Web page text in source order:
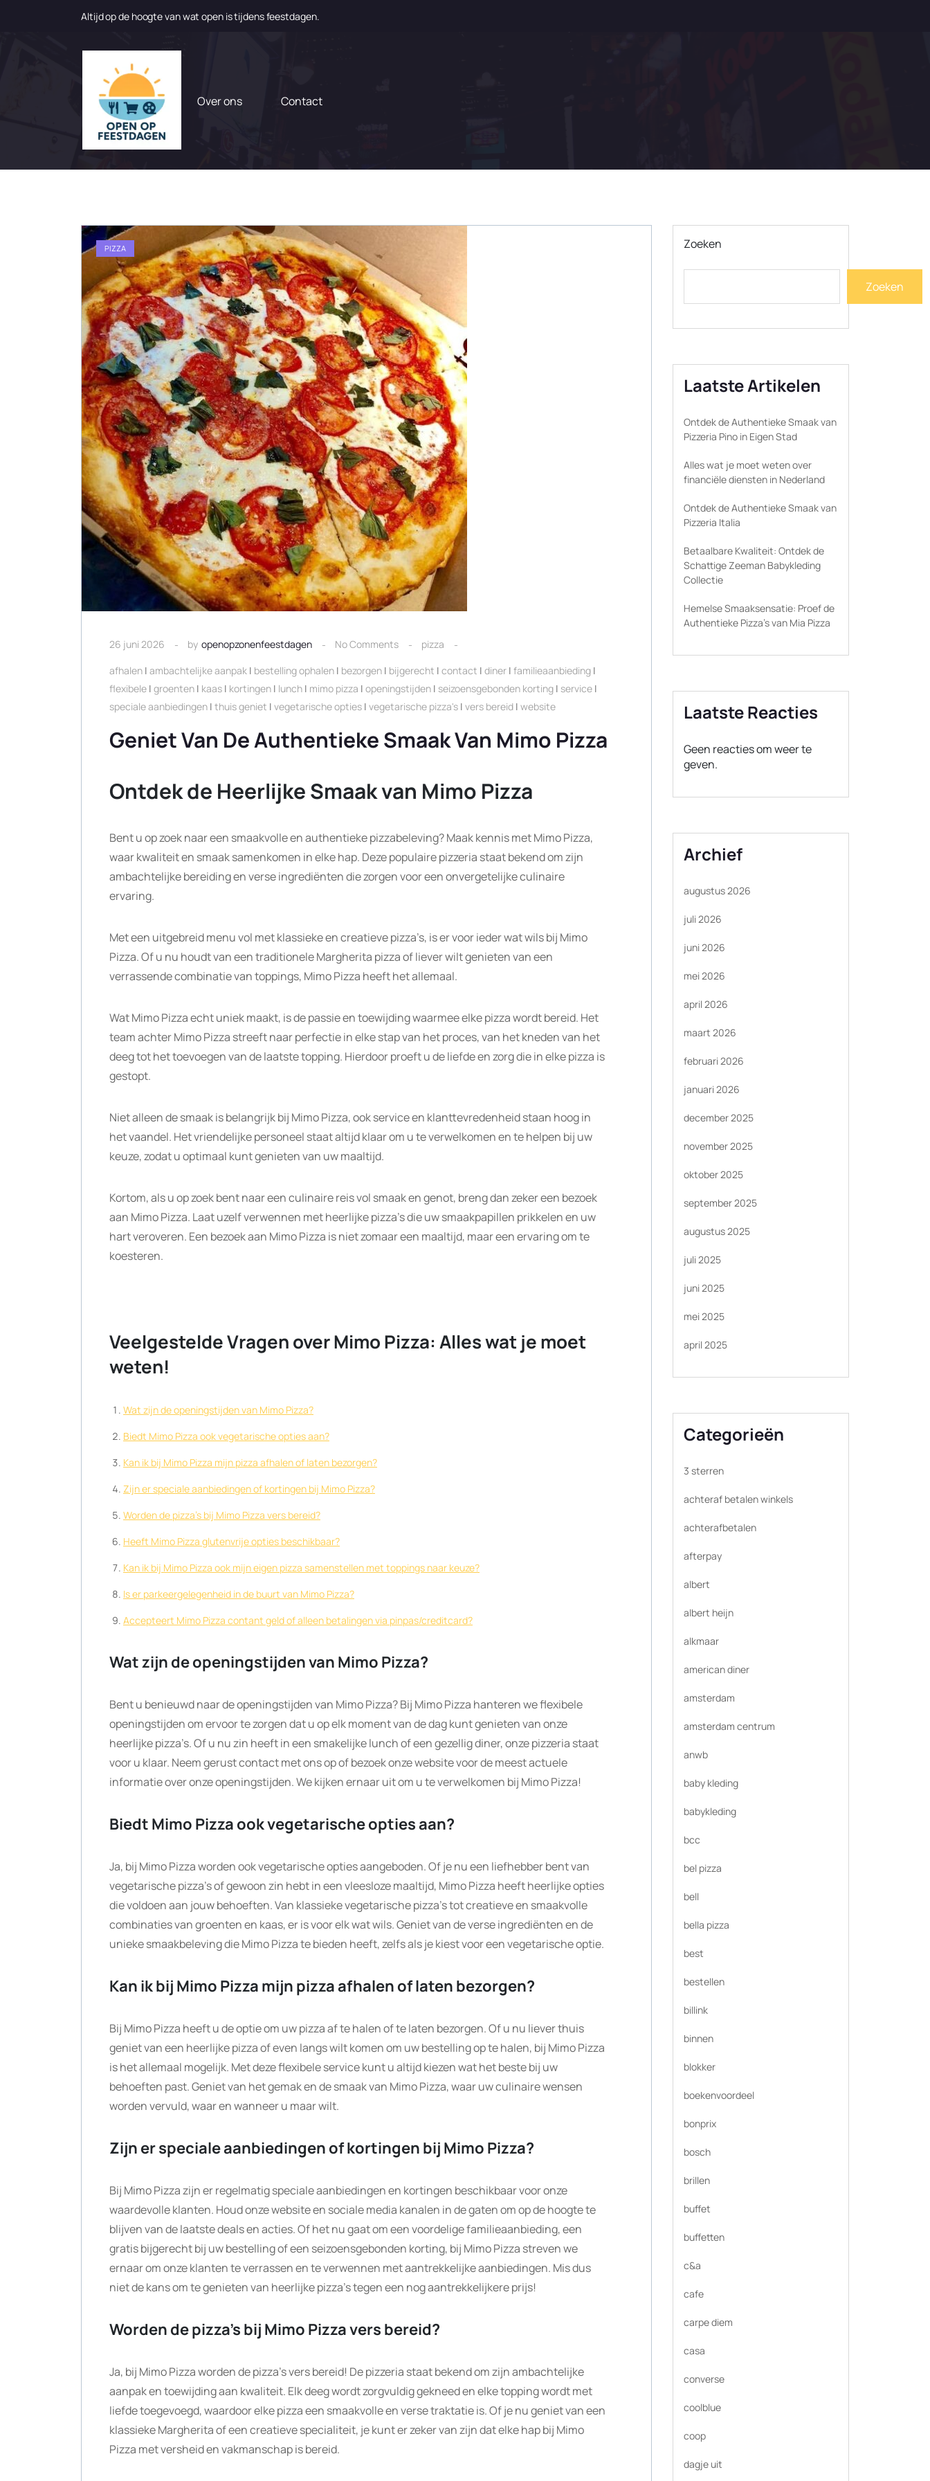
Altijd op de hoogte van wat open is tijdens feestdagen.
Over ons Contact
PIZZA
26 juni 2026 by openopzonenfeestdagen No Comments
pizza
afhalen | ambachtelijke aanpak | bestelling ophalen | bezorgen | bijgerecht | contact | diner | familieaanbieding |
flexibele | groenten | kaas | kortingen | lunch | mimo pizza | openingstijden | seizoensgebonden korting | service |
speciale aanbiedingen | thuis geniet | vegetarische opties | vegetarische pizza's | vers bereid | website
Geniet Van De Authentieke Smaak Van Mimo Pizza
Ontdek de Heerlijke Smaak van Mimo Pizza
Bent u op zoek naar een smaakvolle en authentieke pizzabeleving? Maak kennis met Mimo Pizza,
waar kwaliteit en smaak samenkomen in elke hap. Deze populaire pizzeria staat bekend om zijn
ambachtelijke bereiding en verse ingrediënten die zorgen voor een onvergetelijke culinaire
ervaring.
Met een uitgebreid menu vol met klassieke en creatieve pizza’s, is er voor ieder wat wils bij Mimo
Pizza. Of u nu houdt van een traditionele Margherita pizza of liever wilt genieten van een
verrassende combinatie van toppings, Mimo Pizza heeft het allemaal.
Wat Mimo Pizza echt uniek maakt, is de passie en toewijding waarmee elke pizza wordt bereid. Het
team achter Mimo Pizza streeft naar perfectie in elke stap van het proces, van het kneden van het
deeg tot het toevoegen van de laatste topping. Hierdoor proeft u de liefde en zorg die in elke pizza is
gestopt.
Niet alleen de smaak is belangrijk bij Mimo Pizza, ook service en klanttevredenheid staan hoog in
het vaandel. Het vriendelijke personeel staat altijd klaar om u te verwelkomen en te helpen bij uw
keuze, zodat u optimaal kunt genieten van uw maaltijd.
Kortom, als u op zoek bent naar een culinaire reis vol smaak en genot, breng dan zeker een bezoek
aan Mimo Pizza. Laat uzelf verwennen met heerlijke pizza’s die uw smaakpapillen prikkelen en uw
hart veroveren. Een bezoek aan Mimo Pizza is niet zomaar een maaltijd, maar een ervaring om te
koesteren.
Veelgestelde Vragen over Mimo Pizza: Alles wat je moet
weten!
Wat zijn de openingstijden van Mimo Pizza?
Biedt Mimo Pizza ook vegetarische opties aan?
Kan ik bij Mimo Pizza mijn pizza afhalen of laten bezorgen?
Zijn er speciale aanbiedingen of kortingen bij Mimo Pizza?
Worden de pizza’s bij Mimo Pizza vers bereid?
Heeft Mimo Pizza glutenvrije opties beschikbaar?
Kan ik bij Mimo Pizza ook mijn eigen pizza samenstellen met toppings naar keuze?
Is er parkeergelegenheid in de buurt van Mimo Pizza?
Accepteert Mimo Pizza contant geld of alleen betalingen via pinpas/creditcard?
Wat zijn de openingstijden van Mimo Pizza?
Bent u benieuwd naar de openingstijden van Mimo Pizza? Bij Mimo Pizza hanteren we flexibele
openingstijden om ervoor te zorgen dat u op elk moment van de dag kunt genieten van onze
heerlijke pizza’s. Of u nu zin heeft in een smakelijke lunch of een gezellig diner, onze pizzeria staat
voor u klaar. Neem gerust contact met ons op of bezoek onze website voor de meest actuele
informatie over onze openingstijden. We kijken ernaar uit om u te verwelkomen bij Mimo Pizza!
Biedt Mimo Pizza ook vegetarische opties aan?
Ja, bij Mimo Pizza worden ook vegetarische opties aangeboden. Of je nu een liefhebber bent van
vegetarische pizza’s of gewoon zin hebt in een vleesloze maaltijd, Mimo Pizza heeft heerlijke opties
die voldoen aan jouw behoeften. Van klassieke vegetarische pizza’s tot creatieve en smaakvolle
combinaties van groenten en kaas, er is voor elk wat wils. Geniet van de verse ingrediënten en de
unieke smaakbeleving die Mimo Pizza te bieden heeft, zelfs als je kiest voor een vegetarische optie.
Kan ik bij Mimo Pizza mijn pizza afhalen of laten bezorgen?
Bij Mimo Pizza heeft u de optie om uw pizza af te halen of te laten bezorgen. Of u nu liever thuis
geniet van een heerlijke pizza of even langs wilt komen om uw bestelling op te halen, bij Mimo Pizza
is het allemaal mogelijk. Met deze flexibele service kunt u altijd kiezen wat het beste bij uw
behoeften past. Geniet van het gemak en de smaak van Mimo Pizza, waar uw culinaire wensen
worden vervuld, waar en wanneer u maar wilt.
Zijn er speciale aanbiedingen of kortingen bij Mimo Pizza?
Bij Mimo Pizza zijn er regelmatig speciale aanbiedingen en kortingen beschikbaar voor onze
waardevolle klanten. Houd onze website en sociale media kanalen in de gaten om op de hoogte te
blijven van de laatste deals en acties. Of het nu gaat om een voordelige familieaanbieding, een
gratis bijgerecht bij uw bestelling of een seizoensgebonden korting, bij Mimo Pizza streven we
ernaar om onze klanten te verrassen en te verwennen met aantrekkelijke aanbiedingen. Mis dus
niet de kans om te genieten van heerlijke pizza’s tegen een nog aantrekkelijkere prijs!
Worden de pizza’s bij Mimo Pizza vers bereid?
Ja, bij Mimo Pizza worden de pizza’s vers bereid! De pizzeria staat bekend om zijn ambachtelijke
aanpak en toewijding aan kwaliteit. Elk deeg wordt zorgvuldig gekneed en elke topping wordt met
liefde toegevoegd, waardoor elke pizza een smaakvolle en verse traktatie is. Of je nu geniet van een
klassieke Margherita of een creatieve specialiteit, je kunt er zeker van zijn dat elke hap bij Mimo
Pizza met versheid en vakmanschap is bereid.
Zoeken
Zoeken
Laatste Artikelen
Ontdek de Authentieke Smaak van
Pizzeria Pino in Eigen Stad
Alles wat je moet weten over
financiële diensten in Nederland
Ontdek de Authentieke Smaak van
Pizzeria Italia
Betaalbare Kwaliteit: Ontdek de
Schattige Zeeman Babykleding
Collectie
Hemelse Smaaksensatie: Proef de
Authentieke Pizza’s van Mia Pizza
Laatste Reacties
Geen reacties om weer te
geven.
Archief
augustus 2026
juli 2026
juni 2026
mei 2026
april 2026
maart 2026
februari 2026
januari 2026
december 2025
november 2025
oktober 2025
september 2025
augustus 2025
juli 2025
juni 2025
mei 2025
april 2025
Categorieën
3 sterren
achteraf betalen winkels
achterafbetalen
afterpay
albert
albert heijn
alkmaar
american diner
amsterdam
amsterdam centrum
anwb
baby kleding
babykleding
bcc
bel pizza
bell
bella pizza
best
bestellen
billink
binnen
blokker
boekenvoordeel
bonprix
bosch
brillen
buffet
buffetten
c&a
cafe
carpe diem
casa
converse
coolblue
coop
dagje uit